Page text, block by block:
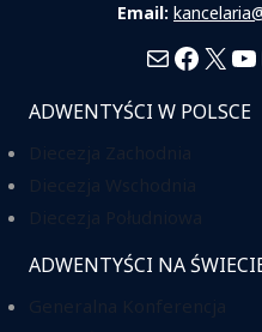
Email:
MailX
ADWENTYŚCI W POLSCE
ADWENTYŚCI NA